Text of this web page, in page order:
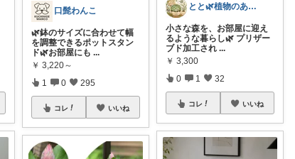
口髭わんこ
🌿鉢のサイズに合わせて幅
を調整できるポットスタン
ド🌿お部屋にも ...
￥ 3,220～
1 0 295
コレ いいね
とと🌿植物のある暮らし
小さな森を、お部屋に迎え
るような暮らし🌿 プリザー
ブド加工され ...
￥ 3,300
0 1 32
コレ いいね